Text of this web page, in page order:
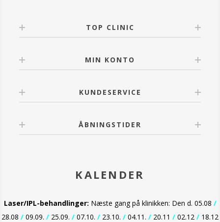
TOP CLINIC
MIN KONTO
KUNDESERVICE
ÅBNINGSTIDER
KALENDER
Laser/IPL-behandlinger: Næste gang på klinikken: Den d. 05.08 /
28.08 / 09.09. / 25.09. / 07.10. / 23.10. / 04.11. / 20.11 / 02.12 / 18.12